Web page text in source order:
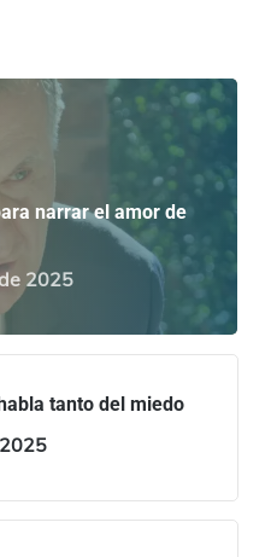
narrar el amor de
2025
tanto del miedo